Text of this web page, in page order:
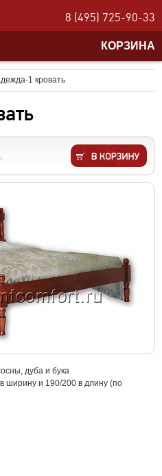
8 (495) 725-90-33
КОРЗИНА
1 кровать
дуба и бука
ширину и 190/200 в длину (по